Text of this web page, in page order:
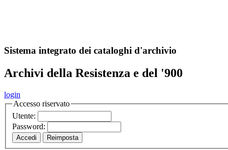
Sistema integrato dei cataloghi d'archivio
Archivi della Resistenza e del '900
login
Accesso riservato
Utente:
Password: